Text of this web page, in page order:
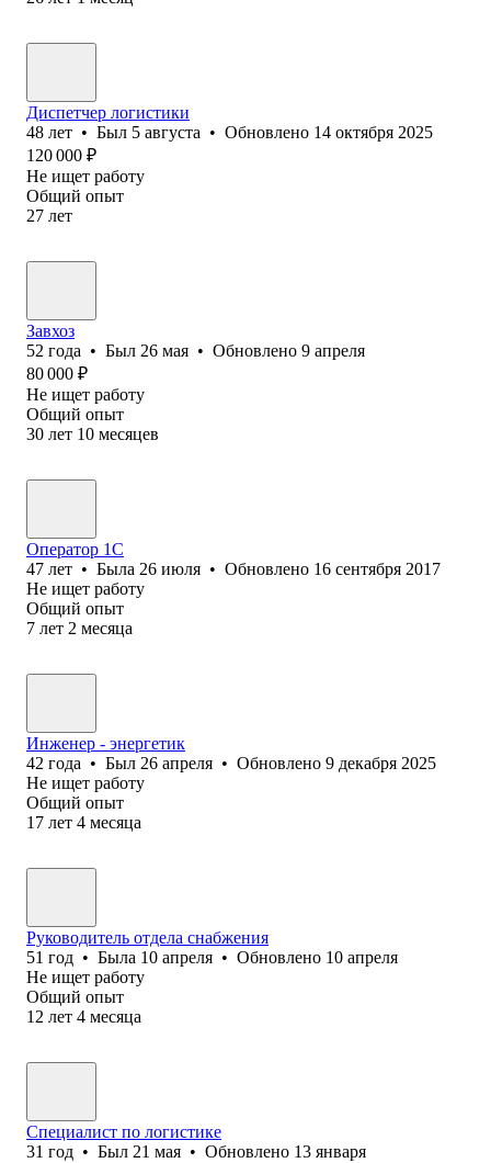
Диспетчер логистики
48 лет • Был 5 августа • Обновлено 14 октября 2025
120 000 ₽
Не ищет работу
Общий опыт
27 лет
Завхоз
52 года • Был 26 мая • Обновлено 9 апреля
80 000 ₽
Не ищет работу
Общий опыт
30 лет 10 месяцев
Оператор 1С
47 лет • Была 26 июля • Обновлено 16 сентября 2017
Не ищет работу
Общий опыт
7 лет 2 месяца
Инженер - энергетик
42 года • Был 26 апреля • Обновлено 9 декабря 2025
Не ищет работу
Общий опыт
17 лет 4 месяца
Руководитель отдела снабжения
51 год • Была 10 апреля • Обновлено 10 апреля
Не ищет работу
Общий опыт
12 лет 4 месяца
Специалист по логистике
31 год • Был 21 мая • Обновлено 13 января